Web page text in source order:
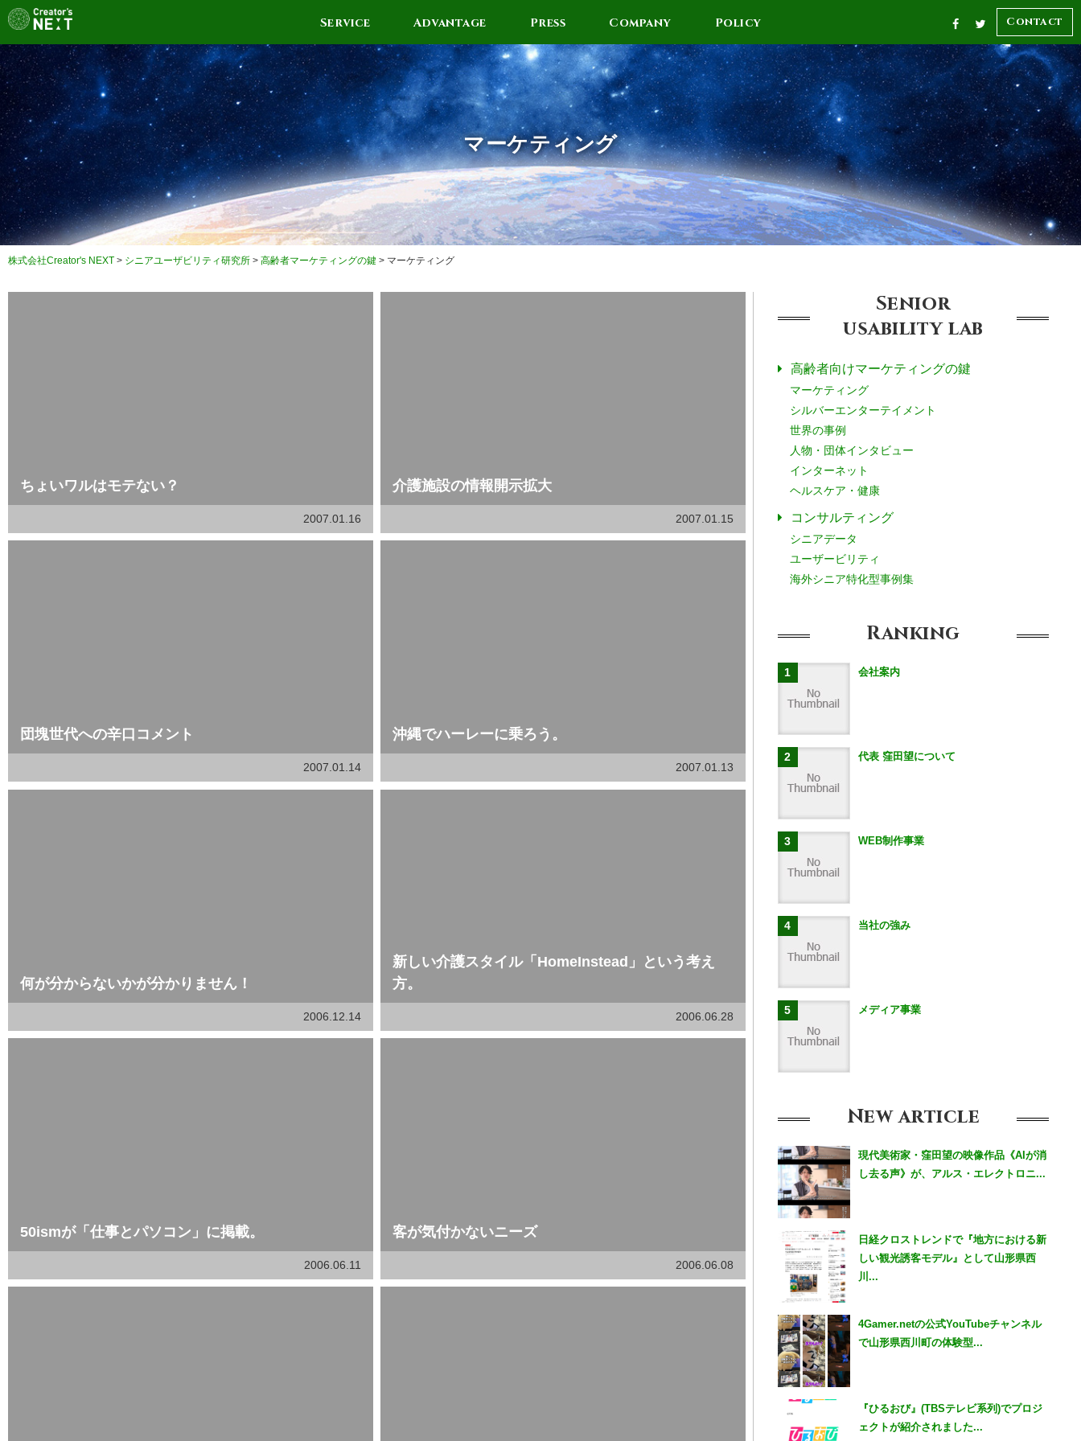
Service Advantage Press Company Policy Contact
マーケティング
株式会社Creator's NEXT > シニアユーザビリティ研究所 > 高齢者マーケティングの鍵 > マーケティング
ちょいワルはモテない？
2007.01.16
介護施設の情報開示拡大
2007.01.15
団塊世代への辛口コメント
2007.01.14
沖縄でハーレーに乗ろう。
2007.01.13
何が分からないかが分かりません！
2006.12.14
新しい介護スタイル「HomeInstead」という考え
方。
2006.06.28
50ismが「仕事とパソコン」に掲載。
2006.06.11
客が気付かないニーズ
2006.06.08
Senior
usabilitylab
高齢者向けマーケティングの鍵
マーケティング
シルバーエンターテイメント
世界の事例
人物・団体インタビュー
インターネット
ヘルスケア・健康
コンサルティング
シニアデータ
ユーザービリティ
海外シニア特化型事例集
Ranking
会社案内
代表 窪田望について
WEB制作事業
当社の強み
メディア事業
Newarticle
現代美術家・窪田望の映像作品《AIが消
し去る声》が、アルス・エレクトロニ...
日経クロストレンドで『地方における新
しい観光誘客モデル』として山形県西
川...
4Gamer.netの公式YouTubeチャンネル
で山形県西川町の体験型...
『ひるおび』(TBSテレビ系列)でプロジ
ェクトが紹介されました...